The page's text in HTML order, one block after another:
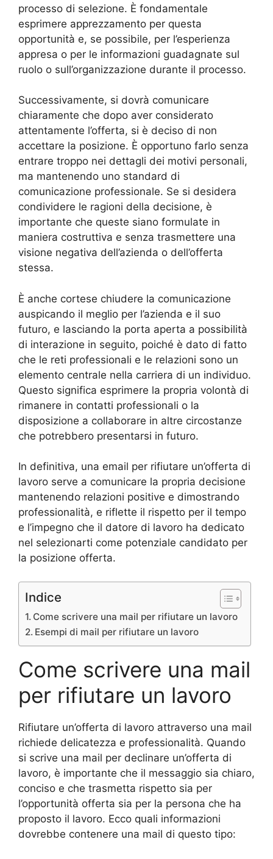
processo di selezione. È fondamentale
esprimere apprezzamento per questa
opportunità e, se possibile, per l’esperienza
appresa o per le informazioni guadagnate sul
ruolo o sull’organizzazione durante il processo.
Successivamente, si dovrà comunicare
chiaramente che dopo aver considerato
attentamente l’offerta, si è deciso di non
accettare la posizione. È opportuno farlo senza
entrare troppo nei dettagli dei motivi personali,
ma mantenendo uno standard di
comunicazione professionale. Se si desidera
condividere le ragioni della decisione, è
importante che queste siano formulate in
maniera costruttiva e senza trasmettere una
visione negativa dell’azienda o dell’offerta
stessa.
È anche cortese chiudere la comunicazione
auspicando il meglio per l’azienda e il suo
futuro, e lasciando la porta aperta a possibilità
di interazione in seguito, poiché è dato di fatto
che le reti professionali e le relazioni sono un
elemento centrale nella carriera di un individuo.
Questo significa esprimere la propria volontà di
rimanere in contatti professionali o la
disposizione a collaborare in altre circostanze
che potrebbero presentarsi in futuro.
In definitiva, una email per rifiutare un’offerta di
lavoro serve a comunicare la propria decisione
mantenendo relazioni positive e dimostrando
professionalità, e riflette il rispetto per il tempo
e l’impegno che il datore di lavoro ha dedicato
nel selezionarti come potenziale candidato per
la posizione offerta.
Indice
Come scrivere una mail per rifiutare un lavoro
Esempi di mail per rifiutare un lavoro
Come scrivere una mail
per rifiutare un lavoro
Rifiutare un’offerta di lavoro attraverso una mail
richiede delicatezza e professionalità. Quando
si scrive una mail per declinare un’offerta di
lavoro, è importante che il messaggio sia chiaro,
conciso e che trasmetta rispetto sia per
l’opportunità offerta sia per la persona che ha
proposto il lavoro. Ecco quali informazioni
dovrebbe contenere una mail di questo tipo: